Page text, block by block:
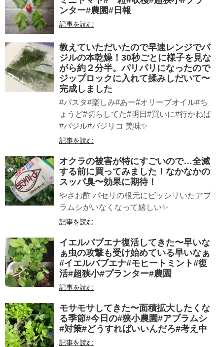
ンター#農園#日報
記事を読む
教えていただいたので早速レンジでバ
ジルの本乾燥！30秒ごとに様子を見な
がら約２分半。パリパリになったので
ジップロックに入れて揉みしだいて〜
完成しました
#パスタ#楽しみ#あー#オリーブオイル#ち
ょうど#切らしてた#明日#買いに#行かねば
#バジル#バジリコ 美味✨
記事を読む
オクラの被害が特にすごいので…全滅
する前に買ってみました！なかなかの
スッパ臭〜効果に期待！
やさお酢 パセリの根元にビッシリいたアブ
ラムシがいなくなって嬉しい✨
記事を読む
イエルバブエナ復活してきた〜早いな
ぁ虫の攻撃も受け始めている早いなぁ
#イエルバブエナ#モヒートミント#復
活#超狭小#プランター#農園
記事を読む
モサモサしてきた〜面積拡大したくな
る季節#今日の#狭小農園#アブラムシ
#対策#どうすればいいんだろ#考え中
記事を読む